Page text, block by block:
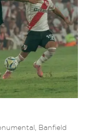
Banfield